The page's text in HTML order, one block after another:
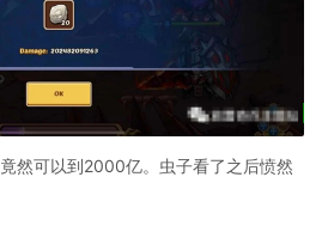
竟然可以到2000亿。虫子看了之后愤然